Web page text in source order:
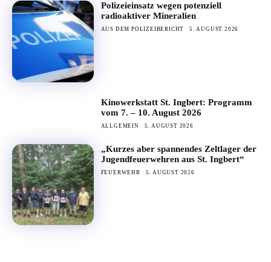
Polizeieinsatz wegen potenziell
radioaktiver Mineralien
AUS DEM POLIZEIBERICHT 5. AUGUST 2026
Kinowerkstatt St. Ingbert: Programm
vom 7. – 10. August 2026
ALLGEMEIN 5. AUGUST 2026
„Kurzes aber spannendes Zeltlager der
Jugendfeuerwehren aus St. Ingbert“
FEUERWEHR 5. AUGUST 2026